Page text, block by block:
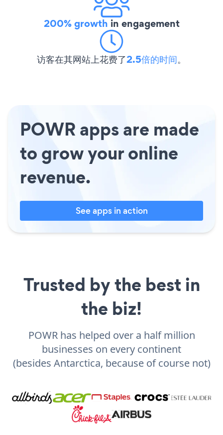
200% growth in engagement
访客在其网站上花费了2.5倍的时间。
POWR apps are made
to grow your online
revenue.
See apps in action
Trusted by the best in
the biz!
POWR has helped over a half million
businesses on every continent
(besides Antarctica, because of course not)